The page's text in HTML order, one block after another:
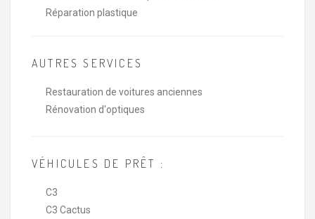
Réparation plastique
AUTRES SERVICES
Restauration de voitures anciennes
Rénovation d'optiques
VÉHICULES DE PRÊT :
C3
C3 Cactus